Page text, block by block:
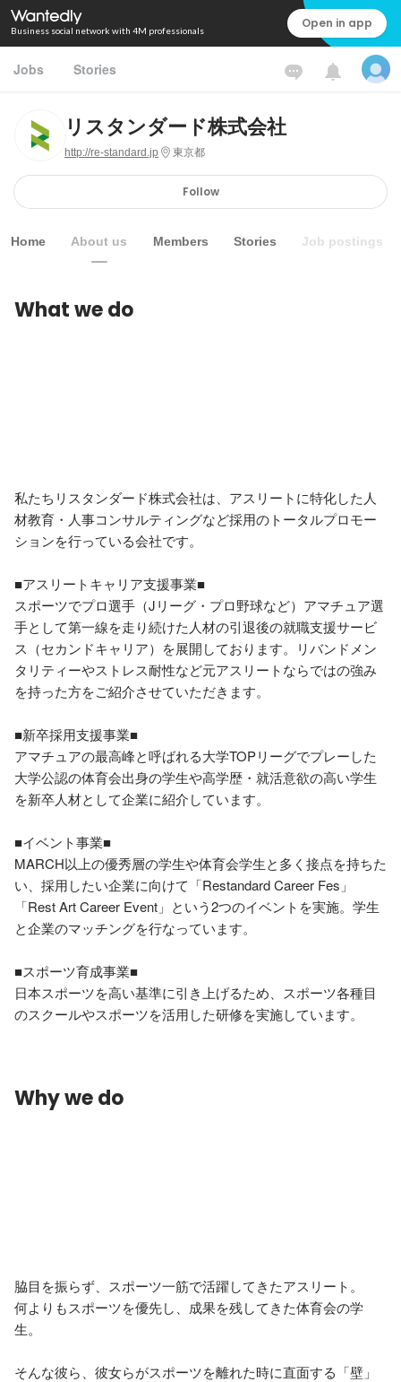
Business social network with 4M professionals Open in app
Jobs Stories
リスタンダード株式会社
http://re-standard.jp 東京都
Follow
Home About us Members Stories Job postings
What we do
私たちリスタンダード株式会社は、アスリートに特化した人
材教育・人事コンサルティングなど採用のトータルプロモー
ションを行っている会社です。
■アスリートキャリア支援事業■
スポーツでプロ選手（Jリーグ・プロ野球など）アマチュア選
手として第一線を走り続けた人材の引退後の就職支援サービ
ス（セカンドキャリア）を展開しております。リバンドメン
タリティーやストレス耐性など元アスリートならではの強み
を持った方をご紹介させていただきます。
■新卒採用支援事業■
アマチュアの最高峰と呼ばれる大学TOPリーグでプレーした
大学公認の体育会出身の学生や高学歴・就活意欲の高い学生
を新卒人材として企業に紹介しています。
■イベント事業■
MARCH以上の優秀層の学生や体育会学生と多く接点を持ちた
い、採用したい企業に向けて「Restandard Career Fes」
「Rest Art Career Event」という2つのイベントを実施。学生
と企業のマッチングを行なっています。
■スポーツ育成事業■
日本スポーツを高い基準に引き上げるため、スポーツ各種目
のスクールやスポーツを活用した研修を実施しています。
Why we do
脇目を振らず、スポーツ一筋で活躍してきたアスリート。
何よりもスポーツを優先し、成果を残してきた体育会の学
生。
そんな彼ら、彼女らがスポーツを離れた時に直面する「壁」